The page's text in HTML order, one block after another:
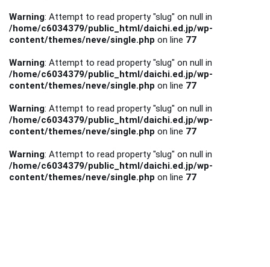
Warning: Attempt to read property "slug" on null in
/home/c6034379/public_html/daichi.ed.jp/wp-
content/themes/neve/single.php on line 77
Warning: Attempt to read property "slug" on null in
/home/c6034379/public_html/daichi.ed.jp/wp-
content/themes/neve/single.php on line 77
Warning: Attempt to read property "slug" on null in
/home/c6034379/public_html/daichi.ed.jp/wp-
content/themes/neve/single.php on line 77
Warning: Attempt to read property "slug" on null in
/home/c6034379/public_html/daichi.ed.jp/wp-
content/themes/neve/single.php on line 77